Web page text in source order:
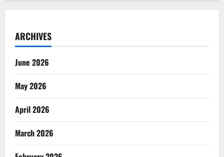
ARCHIVES
June 2026
May 2026
April 2026
March 2026